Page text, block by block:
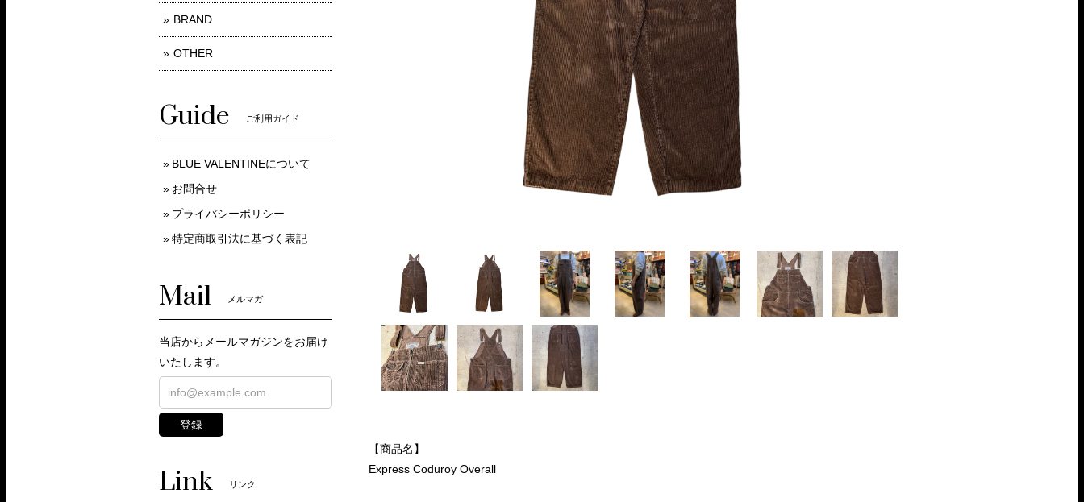
【商品名】
Express Coduroy Overall
BRAND
OTHER
Guide ご利用ガイド
BLUE VALENTINEについて
お問合せ
プライバシーポリシー
特定商取引法に基づく表記
Mail メルマガ
当店からメールマガジンをお届け
いたします。
登録
Link リンク